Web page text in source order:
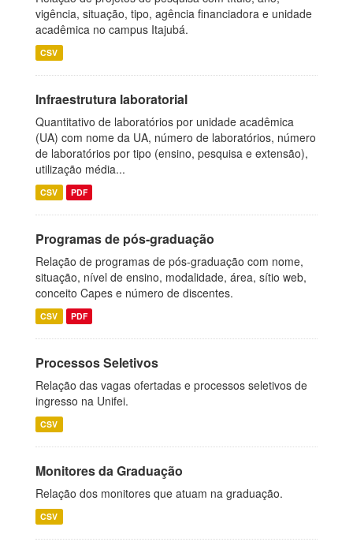
vigência, situação, tipo, agência financiadora e unidade
acadêmica no campus Itajubá.
CSV
Infraestrutura laboratorial
Quantitativo de laboratórios por unidade acadêmica
(UA) com nome da UA, número de laboratórios, número
de laboratórios por tipo (ensino, pesquisa e extensão),
utilização média...
CSV PDF
Programas de pós-graduação
Relação de programas de pós-graduação com nome,
situação, nível de ensino, modalidade, área, sítio web,
conceito Capes e número de discentes.
CSV PDF
Processos Seletivos
Relação das vagas ofertadas e processos seletivos de
ingresso na Unifei.
CSV
Monitores da Graduação
Relação dos monitores que atuam na graduação.
CSV